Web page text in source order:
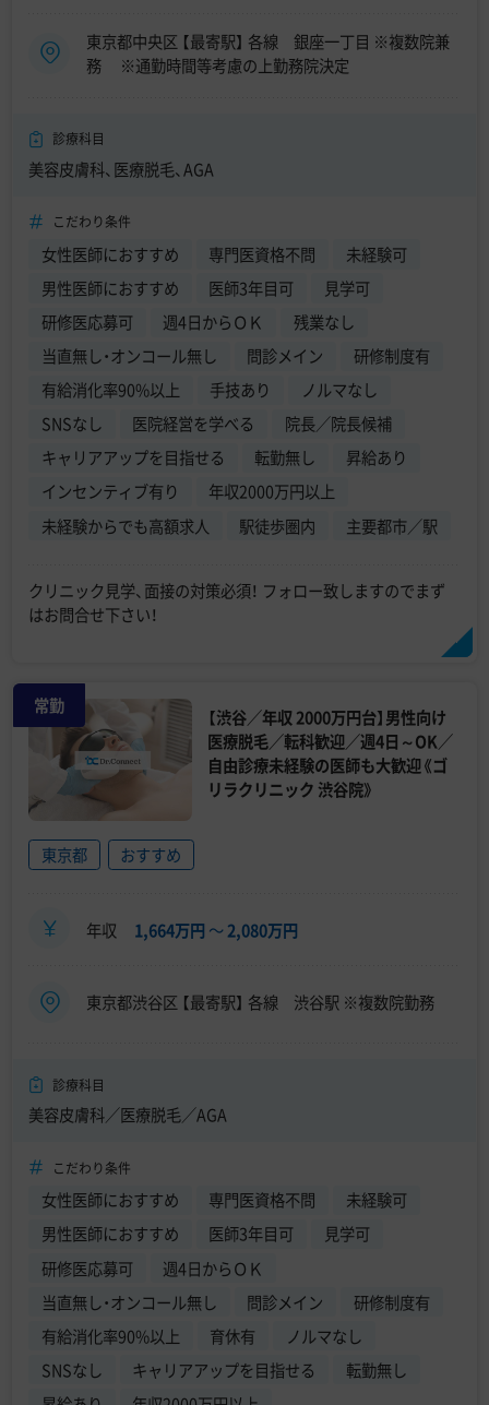
東京都中央区 【最寄駅】 各線 銀座一丁目 ※複数院兼
務 ※通勤時間等考慮の上勤務院決定
診療科目
美容皮膚科、医療脱毛、AGA
こだわり条件
女性医師におすすめ 専門医資格不問
未経験可
男性医師におすすめ
医師3年目可
見学可
研修医応募可
週4日からＯＫ
残業なし
当直無し・オンコール無し
問診メイン
研修制度有
有給消化率90%以上
手技あり
ノルマなし
SNSなし
医院経営を学べる
院長／院長候補
キャリアアップを目指せる
転勤無し
昇給あり
インセンティブ有り
年収2000万円以上
未経験からでも高額求人
駅徒歩圏内 主要都市／駅
クリニック見学、面接の対策必須！ フォロー致しますのでまず
はお問合せ下さい！
常勤
【渋谷／年収 2000万円台】男性向け
医療脱毛／転科歓迎／週4日～OK／
自由診療未経験の医師も大歓迎《ゴ
リラクリニック 渋谷院》
東京都 おすすめ
年収 1,664万円 〜2,080万円
東京都渋谷区 【最寄駅】 各線 渋谷駅 ※複数院勤務
診療科目
美容皮膚科／医療脱毛／AGA
こだわり条件
女性医師におすすめ 専門医資格不問
未経験可
男性医師におすすめ
医師3年目可
見学可
研修医応募可
週4日からＯＫ
当直無し・オンコール無し
問診メイン
研修制度有
有給消化率90%以上
育休有
ノルマなし
SNSなし
キャリアアップを目指せる
転勤無し